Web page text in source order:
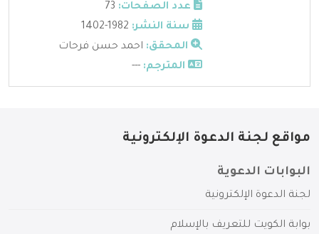
عدد الصفحات:
سنة النشر:
المحقق: احمد حسن فرحات
المترجم: ---
مواقع لجنة الدعوة الإلكترونية
البوابات الدعوية
لجنة الدعوة الإلكترونية
بوابة الكويت للتعريف بالإسلام